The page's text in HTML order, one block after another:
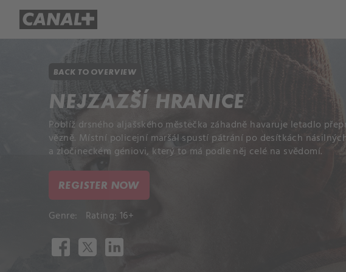
BACK TO OVERVIEW
NEJZAZŠÍ HRANICE
Poblíž drsného aljašského městečka záhadně havaruje letadlo
vězně. Místní policejní maršál spustí pátrání po desítkách
a zločineckém géniovi, který to má podle něj celé na svědomí.
REGISTER NOW
Genre: Rating: 16+